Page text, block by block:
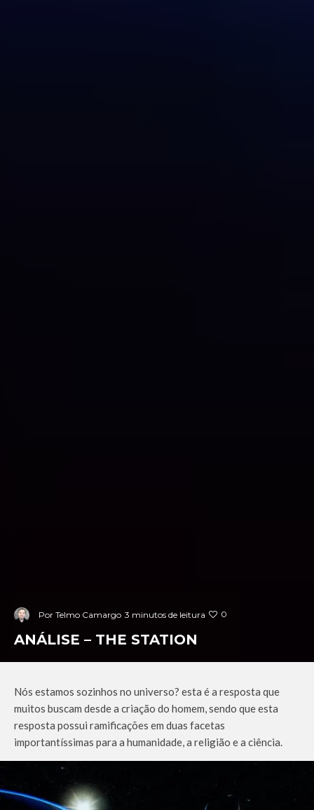
Por Telmo Camargo 3 minutos de leitura 0
ANÁLISE – THE STATION
Nós estamos sozinhos no universo? esta é a resposta que
muitos buscam desde a criação do homem, sendo que esta
resposta possui ramificações em duas facetas
importantíssimas para a humanidade, a religião e a ciência.